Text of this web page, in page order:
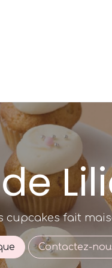
cupcakes fait
Contactez-